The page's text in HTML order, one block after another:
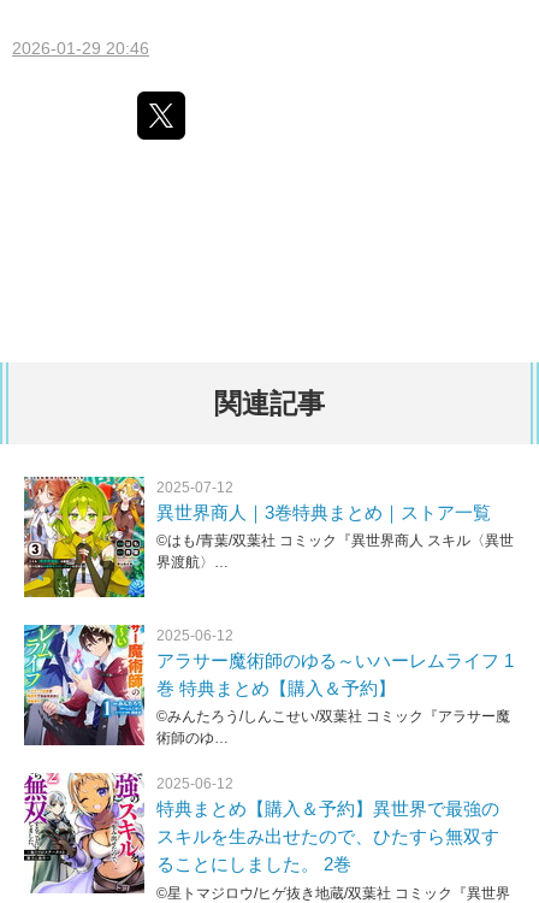
2026-01-29 20:46
関連記事
2025-07-12
異世界商人｜3巻特典まとめ｜ストア一覧
©はも/青葉/双葉社 コミック『異世界商人 スキル〈異世
界渡航〉…
2025-06-12
アラサー魔術師のゆる～いハーレムライフ 1
巻 特典まとめ【購入＆予約】
©みんたろう/しんこせい/双葉社 コミック『アラサー魔
術師のゆ…
2025-06-12
特典まとめ【購入＆予約】異世界で最強の
スキルを生み出せたので、ひたすら無双す
ることにしました。 2巻
©星トマジロウ/ヒゲ抜き地蔵/双葉社 コミック『異世界